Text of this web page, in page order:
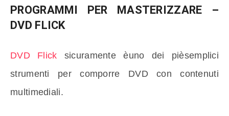
PROGRAMMI PER MASTERIZZARE –
DVD FLICK
DVD Flick sicuramente èuno dei pièsemplici
strumenti per comporre DVD con contenuti
multimediali.